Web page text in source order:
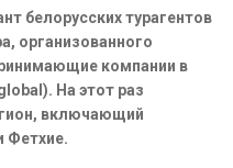
белорусских турагентов
организованного
компании в
На этот раз
включающий
Фетхие.